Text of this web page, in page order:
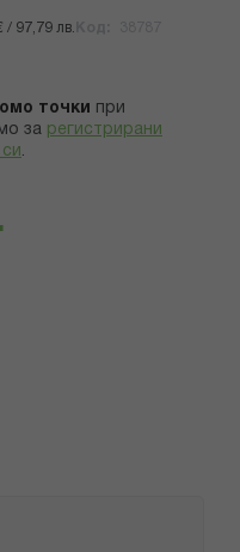
/ 97,79 лв.
точки
при
за регистрирани
.